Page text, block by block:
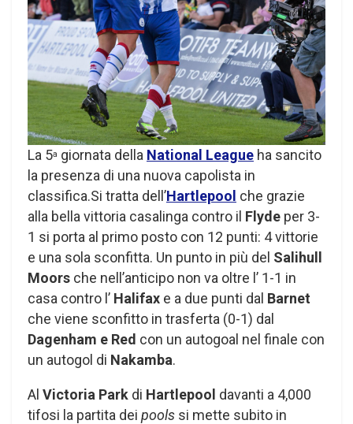
La 5a giornata della National League ha sancito
la presenza di una nuova capolista in
classifica.Si tratta dell’Hartlepool che grazie
alla bella vittoria casalinga contro il Flyde per 3-
1 si porta al primo posto con 12 punti: 4 vittorie
e una sola sconfitta. Un punto in più del Salihull
Moors che nell’anticipo non va oltre l’ 1-1 in
casa contro l’ Halifax e a due punti dal Barnet
che viene sconfitto in trasferta (0-1) dal
Dagenham e Red con un autogoal nel finale con
un autogol di Nakamba.
Al Victoria Park di Hartlepool davanti a 4,000
tifosi la partita dei pools si mette subito in